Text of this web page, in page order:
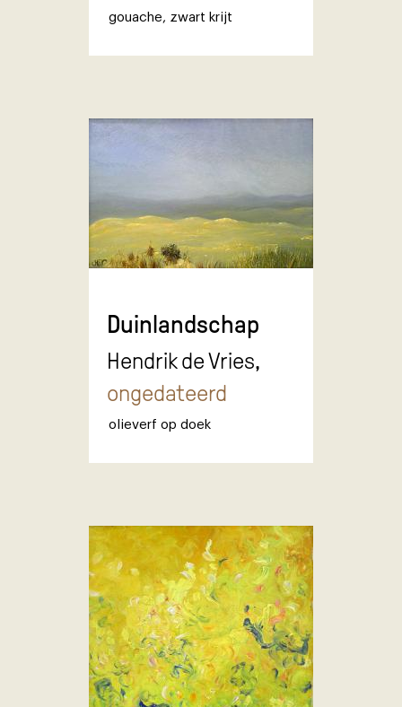
gouache, zwart krijt
Duinlandschap
Hendrik de Vries,
ongedateerd
olieverf op doek